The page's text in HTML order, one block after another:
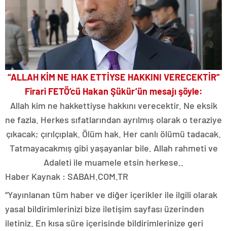
“ALLAH KİM NE HAK ETTİYSE HAKKINI VERECEKTİR”
Firari FETÖ’cü Hakan Şükür’ün mesajı şöyle:
Allah kim ne hakkettiyse hakkını verecektir. Ne eksik
ne fazla. Herkes sıfatlarından ayrılmış olarak o teraziye
çıkacak; çırılçıplak. Ölüm hak. Her canlı ölümü tadacak.
Tatmayacakmış gibi yaşayanlar bile. Allah rahmeti ve
Adaleti ile muamele etsin herkese..
Haber Kaynak : SABAH.COM.TR
“Yayınlanan tüm haber ve diğer içerikler ile ilgili olarak
yasal bildirimlerinizi bize iletişim sayfası üzerinden
iletiniz. En kısa süre içerisinde bildirimlerinize geri